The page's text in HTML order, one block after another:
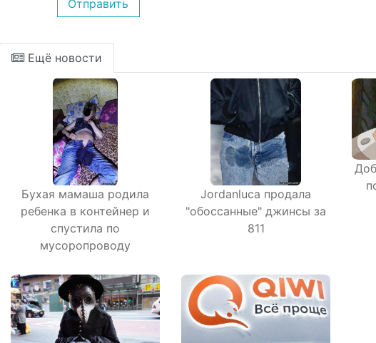
Отправить
Ещё новости
Бухая мамаша родила
ребенка в контейнер и
спустила по
мусоропроводу
Jordanluca продала
"обоссанные" джинсы за
811